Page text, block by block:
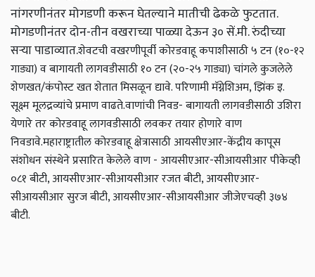
नांगरणीनंतर मोगडणी करून घेतल्याने मातीची ढेकळे फुटतात.
मोगडणीनंतर दोन-तीन वखराच्या पाळ्या देऊन ३० सें.मी. रुंदीच्या
सऱ्या पाडाव्यात.शेवटची वखरणीपूर्वी कोरडवाहू कपाशीसाठी ५ टन (१०-१२
गाड्या) व बागायती लागवडीसाठी १० टन (२०-२५ गाड्या) चांगले कुजलेले
शेणखत/कंपोस्ट खत शेतात मिसळून द्यावे. परिणामी मॅग्नेशिअम, झिंक इ.
सूक्ष्म मूलद्रव्यांचे प्रमाण वाढते.वाणांची निवड- बागायती लागवडीसाठी उशिरा
येणारे तर कोरडवाहू लागवडीसाठी लवकर तयार होणारे वाण
निवडावे.महाराष्ट्रातील कोरडवाहू क्षेत्रासाठी आयसीएआर-केंद्रीय कापूस
संशोधन संस्थेने प्रसारित केलेले वाण - आयसीएआर-सीआयसीआर पीकेव्ही
०८१ बीटी, आयसीएआर-सीआयसीआर रजत बीटी, आयसीएआर-
सीआयसीआर सुरज बीटी, आयसीएआर-सीआयसीआर जीजेएचव्ही ३७४
बीटी.